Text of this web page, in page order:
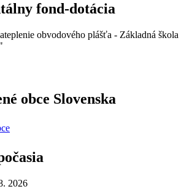
fond-dotácia
obvodového plášťa - Základná škola
obce Slovenska
2026